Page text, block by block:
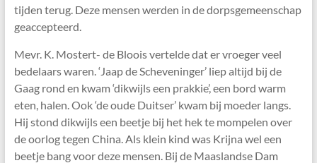
tijden terug. Deze mensen werden in de dorpsgemeenschap
geaccepteerd.
Mevr. K. Mostert- de Bloois vertelde dat er vroeger veel
bedelaars waren. ‘Jaap de Scheveninger’ liep altijd bij de
Gaag rond en kwam ‘dikwijls een prakkie’, een bord warm
eten, halen. Ook ‘de oude Duitser’ kwam bij moeder langs.
Hij stond dikwijls een beetje bij het hek te mompelen over
de oorlog tegen China. Als klein kind was Krijna wel een
beetje bang voor deze mensen. Bij de Maaslandse Dam